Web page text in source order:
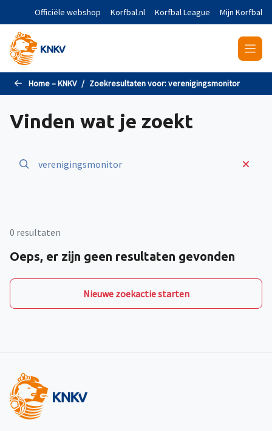
Naar de hoofdinhoud gaan
Officiële webshop Korfbal.nl Korfbal League Mijn Korfbal
Home – KNKV Zoekresultaten voor:verenigingsmonitor
Vinden wat je zoekt
0 resultaten
Oeps, er zijn geen resultaten gevonden
Nieuwe zoekactie starten